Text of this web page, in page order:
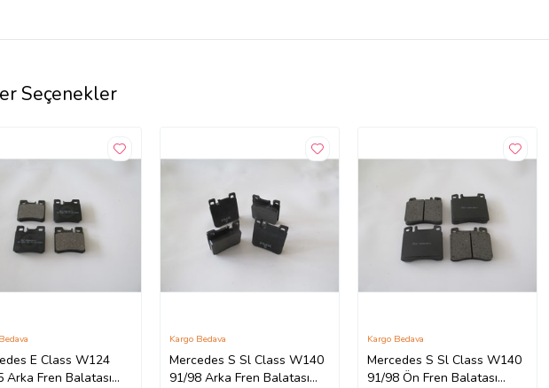
Seçenekler
E Class W124
Arka Fren Balatası
Mercedes S Sl Class W140
91/98 Arka Fren Balatası
Kargo Bedava
Mercedes S Sl Class W140
91/98 Ön Fren Balatası
Kargo Bedava